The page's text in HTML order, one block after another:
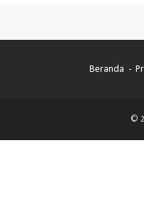
Beranda
©